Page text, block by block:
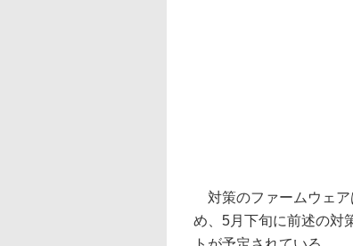
対策のファームウェア
め、5月下旬に前述の対